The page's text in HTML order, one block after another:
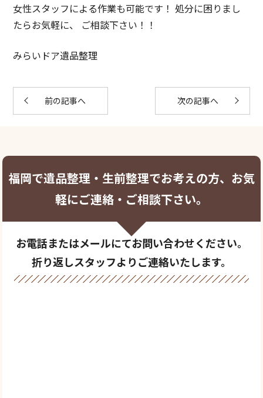
女性スタッフによる作業も可能です！ 処分に困りまし
たらお気軽に、 ご相談下さい！！
みらいドア遺品整理
前の記事へ 次の記事へ
福岡で遺品整理・生前整理でお考えの方、お気
軽にご連絡・ご相談下さい。
お電話またはメールにてお問い合わせください。
折り返しスタッフよりご連絡いたします。